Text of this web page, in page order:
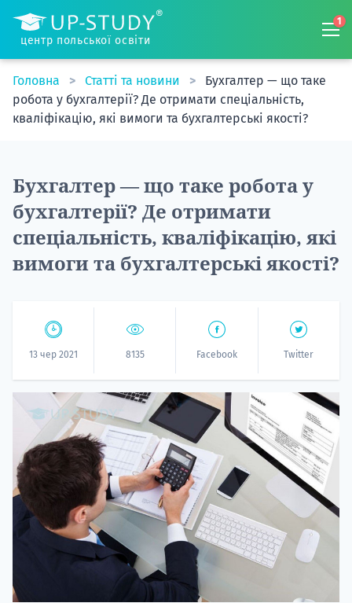
центр польської освіти
1
Головна Статті та новини
Бухгалтер — що таке
робота у бухгалтерії? Де отримати спеціальність,
кваліфікацію, які вимоги та бухгалтерські якості?
Бухгалтер — що таке робота у
бухгалтерії? Де отримати
спеціальність, кваліфікацію, які
вимоги та бухгалтерські якості?
13 чер 2021 8135 Facebook Twitter
НАБІР
вступ на